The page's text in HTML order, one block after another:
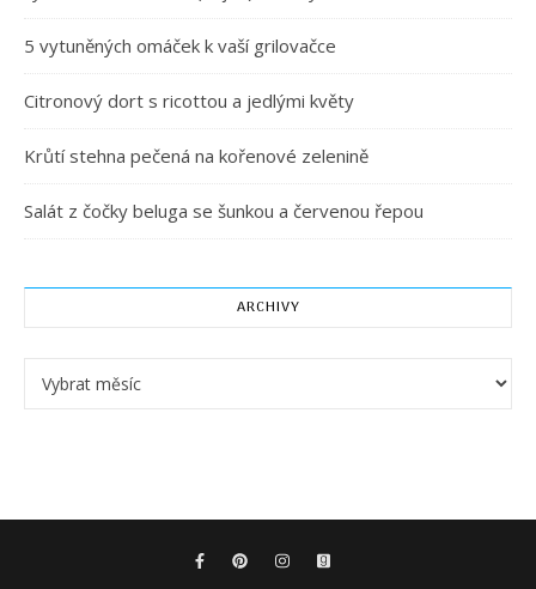
5 vytuněných omáček k vaší grilovačce
Citronový dort s ricottou a jedlými květy
Krůtí stehna pečená na kořenové zelenině
Salát z čočky beluga se šunkou a červenou řepou
ARCHIVY
Archivy